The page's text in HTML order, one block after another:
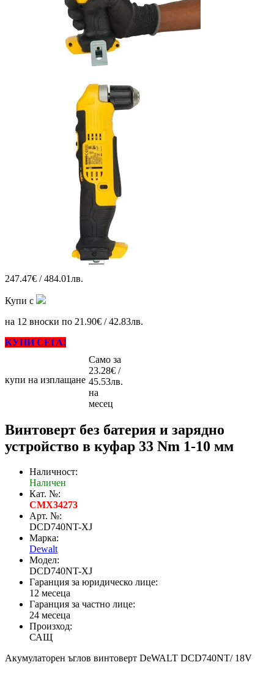
247.47€ / 484.01лв.
Купи с
на 12 вноски по 21.90€ / 42.83лв.
КУПИ СЕГА!
купи на изплащане
Само за
23.28€ /
45.53лв.
на
месец
Винтоверт без батерия и зарядно
устройство в куфар 33 Nm 1-10 мм
Наличност:
Наличен
Кат. №:
CMX34273
Арт. №:
DCD740NT-XJ
Марка:
Dewalt
Модел:
DCD740NT-XJ
Гаранция за юридическо лице:
12 месеца
Гаранция за частно лице:
24 месеца
Произход:
САЩ
Акумулаторен ъглов винтоверт DeWALT DCD740NT/ 18V